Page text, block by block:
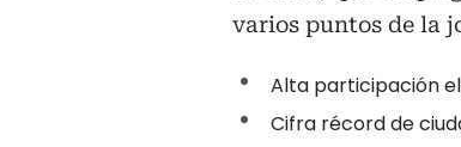
varios puntos de la
Alta participación
Cifra récord de